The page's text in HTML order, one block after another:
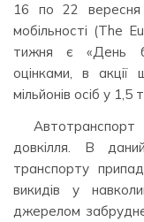
16 по 22 вересня
мобільності (The
тижня є «День
оцінками, в
мільйонів осіб у 1,5
довкілля. В
транспорту
викидів у
джерелом